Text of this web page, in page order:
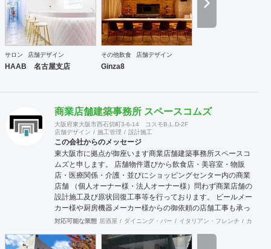
けるデザイン会社を目指します。 Value バリュー 感動・創
造・挑戦 感動：軽薄な流行を追わず、用途や目的に沿った本
質的に美しく成果の出るデザインを提供します 創造：最先端
の技術や概念を取り入れ、お客様と自身がワクワクするクリ
エイティブ提案を追求します 挑戦：既成の概念や思い込みに
とらわれず、自身の限界を超えた挑戦を意識します
サロン 店舗デザイン
HAAB 名古屋支店
その他飲食 店舗デザイン
Ginza8
商業店舗建築事務所 スペースコムズ
大阪府東大阪市西石切町3-6-14 コスモB.L.D-2F
店舗デザイン
施工管理 設計施工
この会社からのメッセージ
東大阪市に拠点が御座います商業店舗建築事務所スペースコ
ムズと申します。 店舗物件選びから飲食店・美容室・物販
店・医療関係・介護・並びにショッピングセンター内の商業
店舗 （個人オーナー様・法人オーナー様）問わず商業店舗の
設計施工及び原状回復工事等を行っております。 ビールメー
カー様や厨房機器メーカー様からの御依頼の店舗工事も承っ
ております。 御予算及び動線・デザインをトータルに最良の
タルにサポート致しますので一度御見積りさせて頂ければ幸
対応可能な業態 居酒屋 ダイニング・バー イタリアン・フレンチ カフェ